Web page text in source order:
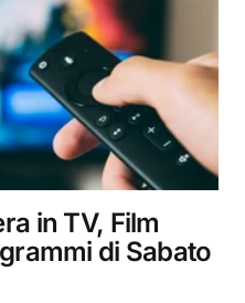
in TV, Film
di Sabato